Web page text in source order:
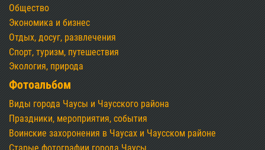
Общество
Экономика и бизнес
Отдых, досуг, развлечения
Спорт, туризм, путешествия
Экология, природа
Фотоальбом
Виды города Чаусы и Чаусского района
Праздники, мероприятия, события
Воинские захоронения в Чаусах и Чаусском районе